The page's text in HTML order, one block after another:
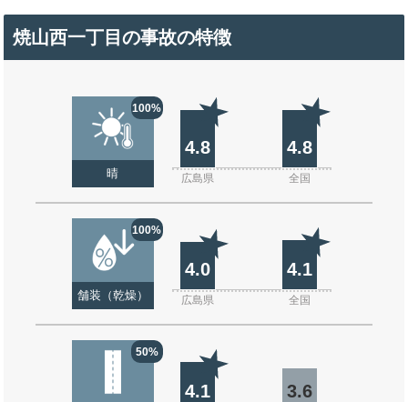
焼山西一丁目の事故の特徴
100%
晴
4.8 4.8
広島県 全国
100%
舗装（乾燥）
4.0 4.1
広島県 全国
50%
4.1 3.6